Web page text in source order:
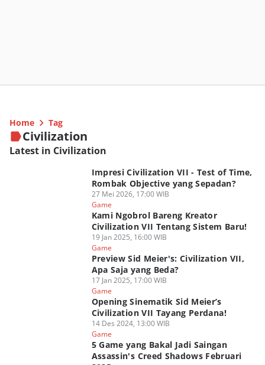
Home Tag
Civilization
Latest in Civilization
Impresi Civilization VII - Test of Time,
Rombak Objective yang Sepadan?
27 Mei 2026, 17:00 WIB
Game
Kami Ngobrol Bareng Kreator
Civilization VII Tentang Sistem Baru!
19 Jan 2025, 16:00 WIB
Game
Preview Sid Meier's: Civilization VII,
Apa Saja yang Beda?
17 Jan 2025, 17:00 WIB
Game
Opening Sinematik Sid Meier’s
Civilization VII Tayang Perdana!
14 Des 2024, 13:00 WIB
Game
5 Game yang Bakal Jadi Saingan
Assassin's Creed Shadows Februari